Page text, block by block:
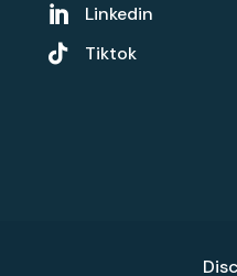

Linkedin

Tiktok